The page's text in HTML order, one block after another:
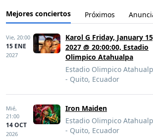
Mejores conciertos Próximos
Vie, 20:00
15 ENE
2027
Karol G Friday, January
2027 @ 20:00:00, Estadio
Olimpico Atahualpa
Estadio Olimpico
- Quito, Ecuador
Mié,
21:00
14 OCT
2026
Iron Maiden
Estadio Olimpico
- Quito, Ecuador